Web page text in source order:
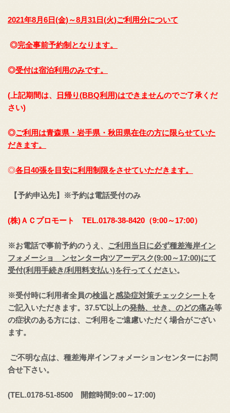
2021年8月6日(金)～8月31日(火)ご利用分について
◎完全事前予約制となります。
◎受付は宿泊利用のみです。
( 上記期間は、 日帰り(BBQ利用)はできませんのでご了承くだ
さい)
◎ご利用は青森県・岩手県・秋田県在住の方に限らせていた
だきます。
◎各日40張を目安に利用制限をさせていただきます。
【予約申込先】※予約は電話受付のみ
(株)ＡＣプロモート TEL.0178-38-8420（9:00～17:00）
※お電話で事前予約のうえ、 ご利用当日に必ず種差海岸イン
フォメーショ ンセンター内ツアーデスク(9:00～17:00)にて
受付(利用手続き/利用料支払い)を行ってください。
※受付時に利用者全員の検温と感染症対策チェックシート を
ご記入いただきます。37.5℃以上の発熱、せき、のどの痛み等
の症状のある方には、ご利用をご遠慮いただく場合がござい
ます。
ご不明な点は、種差海岸インフォメーションセンターにお問
合せ下さい。
(TEL.0178-51-8500 開館時間9:00～17:00)